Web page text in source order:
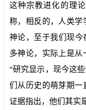
这种宗教进化的理
称，相反的，人类学
神论，至于我们现今
多神论，实际上是从
“研究显示，现今这
们从历史的萌芽期一
证据指出，他们其实